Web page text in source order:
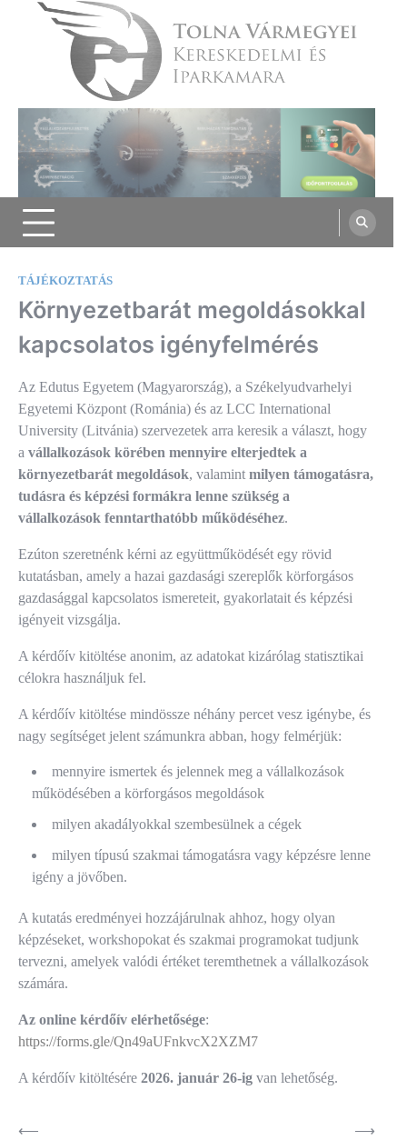
Tolna Vármegyei Kereskedelmi és
Iparkamara
TÁJÉKOZTATÁS
Környezetbarát megoldásokkal
kapcsolatos igényfelmérés
Az Edutus Egyetem (Magyarország), a Székelyudvarhelyi
Egyetemi Központ (Románia) és az LCC International
University (Litvánia) szervezetek arra keresik a választ, hogy
a vállalkozások körében mennyire elterjedtek a
környezetbarát megoldások, valamint milyen támogatásra,
tudásra és képzési formákra lenne szükség a
vállalkozások fenntarthatóbb működéséhez.
Ezúton szeretnénk kérni az együttműködését egy rövid
kutatásban, amely a hazai gazdasági szereplők körforgásos
gazdasággal kapcsolatos ismereteit, gyakorlatait és képzési
igényeit vizsgálja.
A kérdőív kitöltése anonim, az adatokat kizárólag statisztikai
célokra használjuk fel.
A kérdőív kitöltése mindössze néhány percet vesz igénybe, és
nagy segítséget jelent számunkra abban, hogy felmérjük:
mennyire ismertek és jelennek meg a vállalkozások
működésében a körforgásos megoldások
milyen akadályokkal szembesülnek a cégek
milyen típusú szakmai támogatásra vagy képzésre lenne
igény a jövőben.
A kutatás eredményei hozzájárulnak ahhoz, hogy olyan
képzéseket, workshopokat és szakmai programokat tudjunk
tervezni, amelyek valódi értéket teremthetnek a vállalkozások
számára.
Az online kérdőív elérhetősége:
https://forms.gle/Qn49aUFnkvcX2XZM7
A kérdőív kitöltésére 2026. január 26-ig van lehetőség.
Bejegyzés
⟵
⟶